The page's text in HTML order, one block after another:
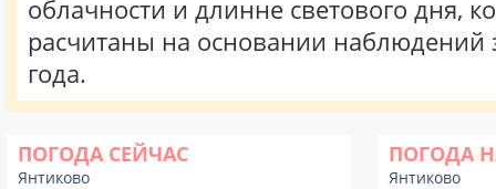
облачности и длинне светового дня,
расчитаны на основании наблюдений
года.
ПОГОДА СЕЙЧАС
Янтиково
ПОГОДА
Янтиково